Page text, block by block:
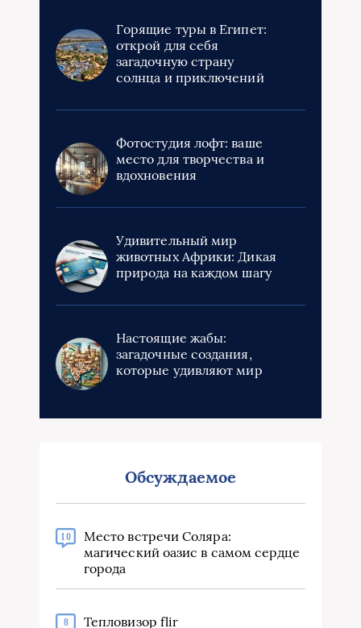
Горящие туры в Египет:
открой для себя
загадочную страну
солнца и приключений
Фотостудия лофт: ваше
место для творчества и
вдохновения
Удивительный мир
животных Африки: Дикая
природа на каждом шагу
Настоящие жабы:
загадочные создания,
которые удивляют мир
Обсуждаемое
10
Место встречи Соляра:
магический оазис в самом сердце
города
8 Тепловизор flir